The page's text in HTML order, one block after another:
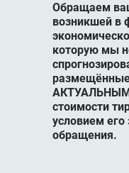
Обращаем
возникшей в
которую мы
стоимости
условием его
обращения.